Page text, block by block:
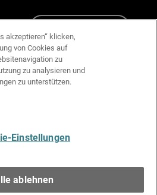
akzeptieren“ klicken,
von Cookies auf
zu
zu analysieren und
zu unterstützen.
Einstellungen
ablehnen